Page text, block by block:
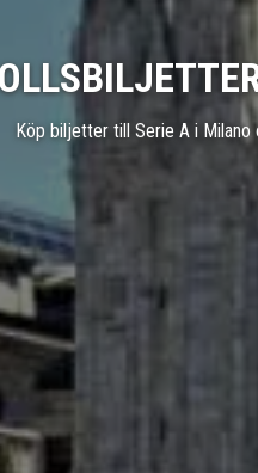
Köp biljetter till Serie A i Milano